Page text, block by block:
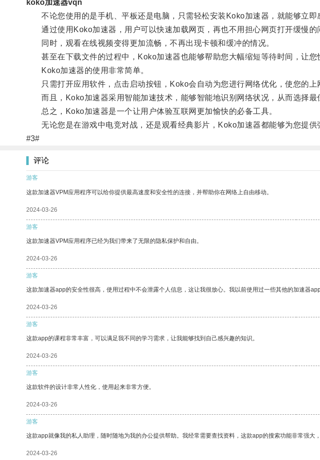
koko加速器vqn
不论您使用的是手机、平板还是电脑，只需轻松安装Koko加速器，就能够立即
通过使用Koko加速器，用户可以快速加载网页，再也不用担心网页打开缓慢的
同时，观看在线视频变得更加流畅，不再出现卡顿和缓冲的情况。
甚至在下载文件的过程中，Koko加速器也能够帮助您大幅缩短等待时间，让您
Koko加速器的使用非常简单。
只需打开应用软件，点击启动按钮，Koko会自动为您进行网络优化，使您的上
而且，Koko加速器采用智能加速技术，能够智能地识别网络状况，从而选择最
总之，Koko加速器是一个让用户体验互联网更加愉快的必备工具。
无论您是在游戏中电竞对战，还是观看经典影片，Koko加速器都能够为您提供
#3#
评论
游客
这款加速器VPM应用程序可以给你提供最高速度和安全性的连接，并帮助你在网络上自由移动。
2024-03-26
游客
这款加速器VPM应用程序已经为我们带来了无限的隐私保护和自由。
2024-03-26
游客
这款加速器app的安全性很高，使用过程中不会泄露个人信息，这让我很放心。我以前使用过一些其他的加速器
2024-03-26
游客
这款app的课程非常丰富，可以满足我不同的学习需求，让我能够找到自己感兴趣的知识。
2024-03-26
游客
这款软件的设计非常人性化，使用起来非常方便。
2024-03-26
游客
这款app就像我的私人助理，随时随地为我的办公提供帮助。我经常需要查找资料，这款app的搜索功能非常强大
2024-03-26